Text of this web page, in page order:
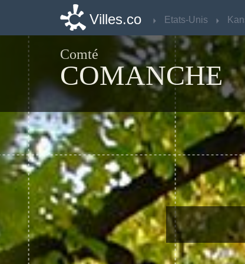
Villes.co Etats-Unis
Comté
COMANCHE
Villes.co Etats-Unis